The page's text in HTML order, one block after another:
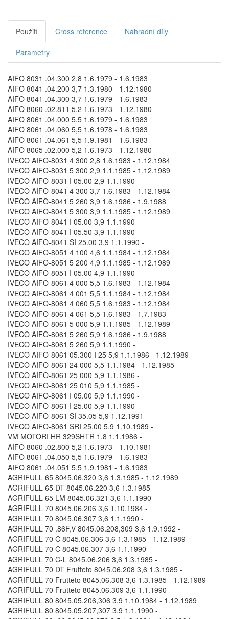
Použití Cross reference Náhradní díly
Parametry
AIFO 8031 .04.300 2,8 1.6.1979 - 1.6.1983
AIFO 8041 .04.200 3,7 1.3.1980 - 1.12.1980
AIFO 8041 .04.300 3,7 1.6.1979 - 1.6.1983
AIFO 8060 .02.811 5,2 1.6.1973 - 1.12.1980
AIFO 8061 .04.000 5,5 1.6.1979 - 1.6.1983
AIFO 8061 .04.060 5,5 1.6.1978 - 1.6.1983
AIFO 8061 .04.061 5,5 1.9.1981 - 1.6.1983
AIFO 8065 .02.000 5,2 1.6.1973 - 1.12.1980
IVECO AIFO-8031 4 300 2,8 1.6.1983 - 1.12.1984
IVECO AIFO-8031 5 300 2,9 1.1.1985 - 1.12.1989
IVECO AIFO-8031 I 05.00 2,9 1.1.1990 -
IVECO AIFO-8041 4 300 3,7 1.6.1983 - 1.12.1984
IVECO AIFO-8041 5 260 3,9 1.6.1986 - 1.9.1988
IVECO AIFO-8041 5 300 3,9 1.1.1985 - 1.12.1989
IVECO AIFO-8041 I 05.00 3,9 1.1.1990 -
IVECO AIFO-8041 I 05.50 3,9 1.1.1990 -
IVECO AIFO-8041 SI 25.00 3,9 1.1.1990 -
IVECO AIFO-8051 4 100 4,6 1.1.1984 - 1.12.1984
IVECO AIFO-8051 5 200 4,9 1.1.1985 - 1.12.1989
IVECO AIFO-8051 I 05.00 4,9 1.1.1990 -
IVECO AIFO-8061 4 000 5,5 1.6.1983 - 1.12.1984
IVECO AIFO-8061 4 001 5,5 1.1.1984 - 1.12.1984
IVECO AIFO-8061 4 060 5,5 1.6.1983 - 1.12.1984
IVECO AIFO-8061 4 061 5,5 1.6.1983 - 1.7.1983
IVECO AIFO-8061 5 000 5,9 1.1.1985 - 1.12.1989
IVECO AIFO-8061 5 260 5,9 1.6.1986 - 1.9.1988
IVECO AIFO-8061 5 260 5,9 1.1.1990 -
IVECO AIFO-8061 05.300 I 25 5,9 1.1.1986 - 1.12.1989
IVECO AIFO-8061 24 000 5,5 1.1.1984 - 1.12.1985
IVECO AIFO-8061 25 000 5,9 1.1.1986 -
IVECO AIFO-8061 25 010 5,9 1.1.1985 -
IVECO AIFO-8061 I 05.00 5,9 1.1.1990 -
IVECO AIFO-8061 I 25.00 5,9 1.1.1990 -
IVECO AIFO-8061 SI 35.05 5,9 1.12.1991 -
IVECO AIFO-8061 SRI 25.00 5,9 1.10.1989 -
VM MOTORI HR 329SHTR 1,8 1.1.1986 -
AIFO 8060 .02.800 5,2 1.6.1973 - 1.10.1981
AIFO 8061 .04.050 5,5 1.6.1979 - 1.6.1983
AIFO 8061 .04.051 5,5 1.9.1981 - 1.6.1983
AGRIFULL 65 8045.06.320 3,6 1.3.1985 - 1.12.1989
AGRIFULL 65 DT 8045.06.220 3,6 1.3.1985 -
AGRIFULL 65 LM 8045.06.321 3,6 1.1.1990 -
AGRIFULL 70 8045.06.206 3,6 1.10.1984 -
AGRIFULL 70 8045.06.307 3,6 1.1.1990 -
AGRIFULL 70 .86F,V 8045.06.208,309 3,6 1.9.1992 -
AGRIFULL 70 C 8045.06.306 3,6 1.3.1985 - 1.12.1989
AGRIFULL 70 C 8045.06.307 3,6 1.1.1990 -
AGRIFULL 70 C-L 8045.06.206 3,6 1.3.1985 -
AGRIFULL 70 DT Frutteto 8045.06.208 3,6 1.3.1985 -
AGRIFULL 70 Frutteto 8045.06.308 3,6 1.3.1985 - 1.12.1989
AGRIFULL 70 Frutteto 8045.06.309 3,6 1.1.1990 -
AGRIFULL 80 8045.05.206,306 3,9 1.10.1984 - 1.12.1989
AGRIFULL 80 8045.05.207,307 3,9 1.1.1990 -